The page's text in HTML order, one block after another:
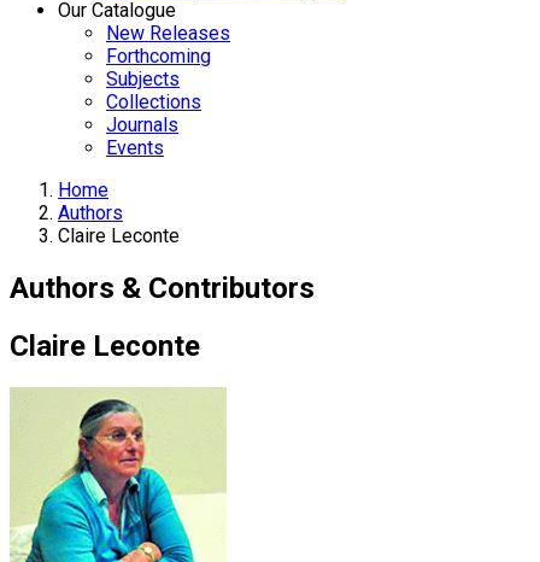
Our Catalogue
New Releases
Forthcoming
Subjects
Collections
Journals
Events
Home
Authors
Claire Leconte
Authors & Contributors
Claire Leconte